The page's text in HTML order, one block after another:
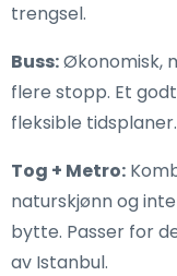
trengsel.
Buss:Økonomisk,
flere stopp. Et
fleksible tidsplaner.
Tog + Metro:
naturskjønn og
bytte. Passer for
av Istanbul.